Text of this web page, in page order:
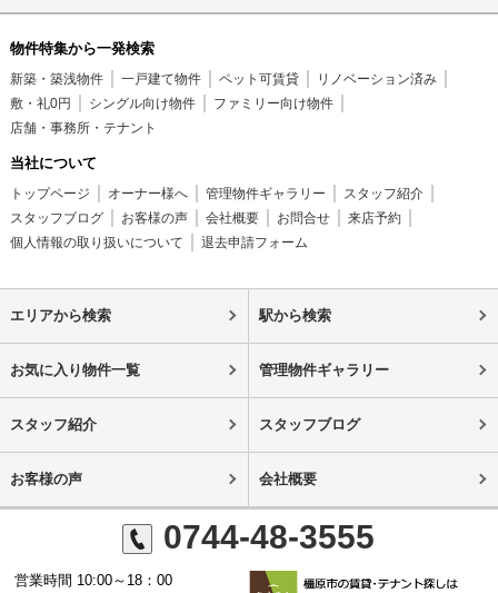
物件特集から一発検索
新築・築浅物件 一戸建て物件 ペット可賃貸
リノベーション済み
敷・礼0円
シングル向け物件
ファミリー向け物件
店舗・事務所・テナント
当社について
トップページ オーナー様へ 管理物件ギャラリー
スタッフ紹介
スタッフブログ
お客様の声 会社概要 お問合せ
来店予約
個人情報の取り扱いについて
退去申請フォーム
エリアから検索 駅から検索
お気に入り物件一覧 管理物件ギャラリー
スタッフ紹介 スタッフブログ
お客様の声 会社概要
0744-48-3555
営業時間 10:00～18：00